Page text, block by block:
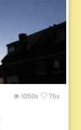
76x
1050x